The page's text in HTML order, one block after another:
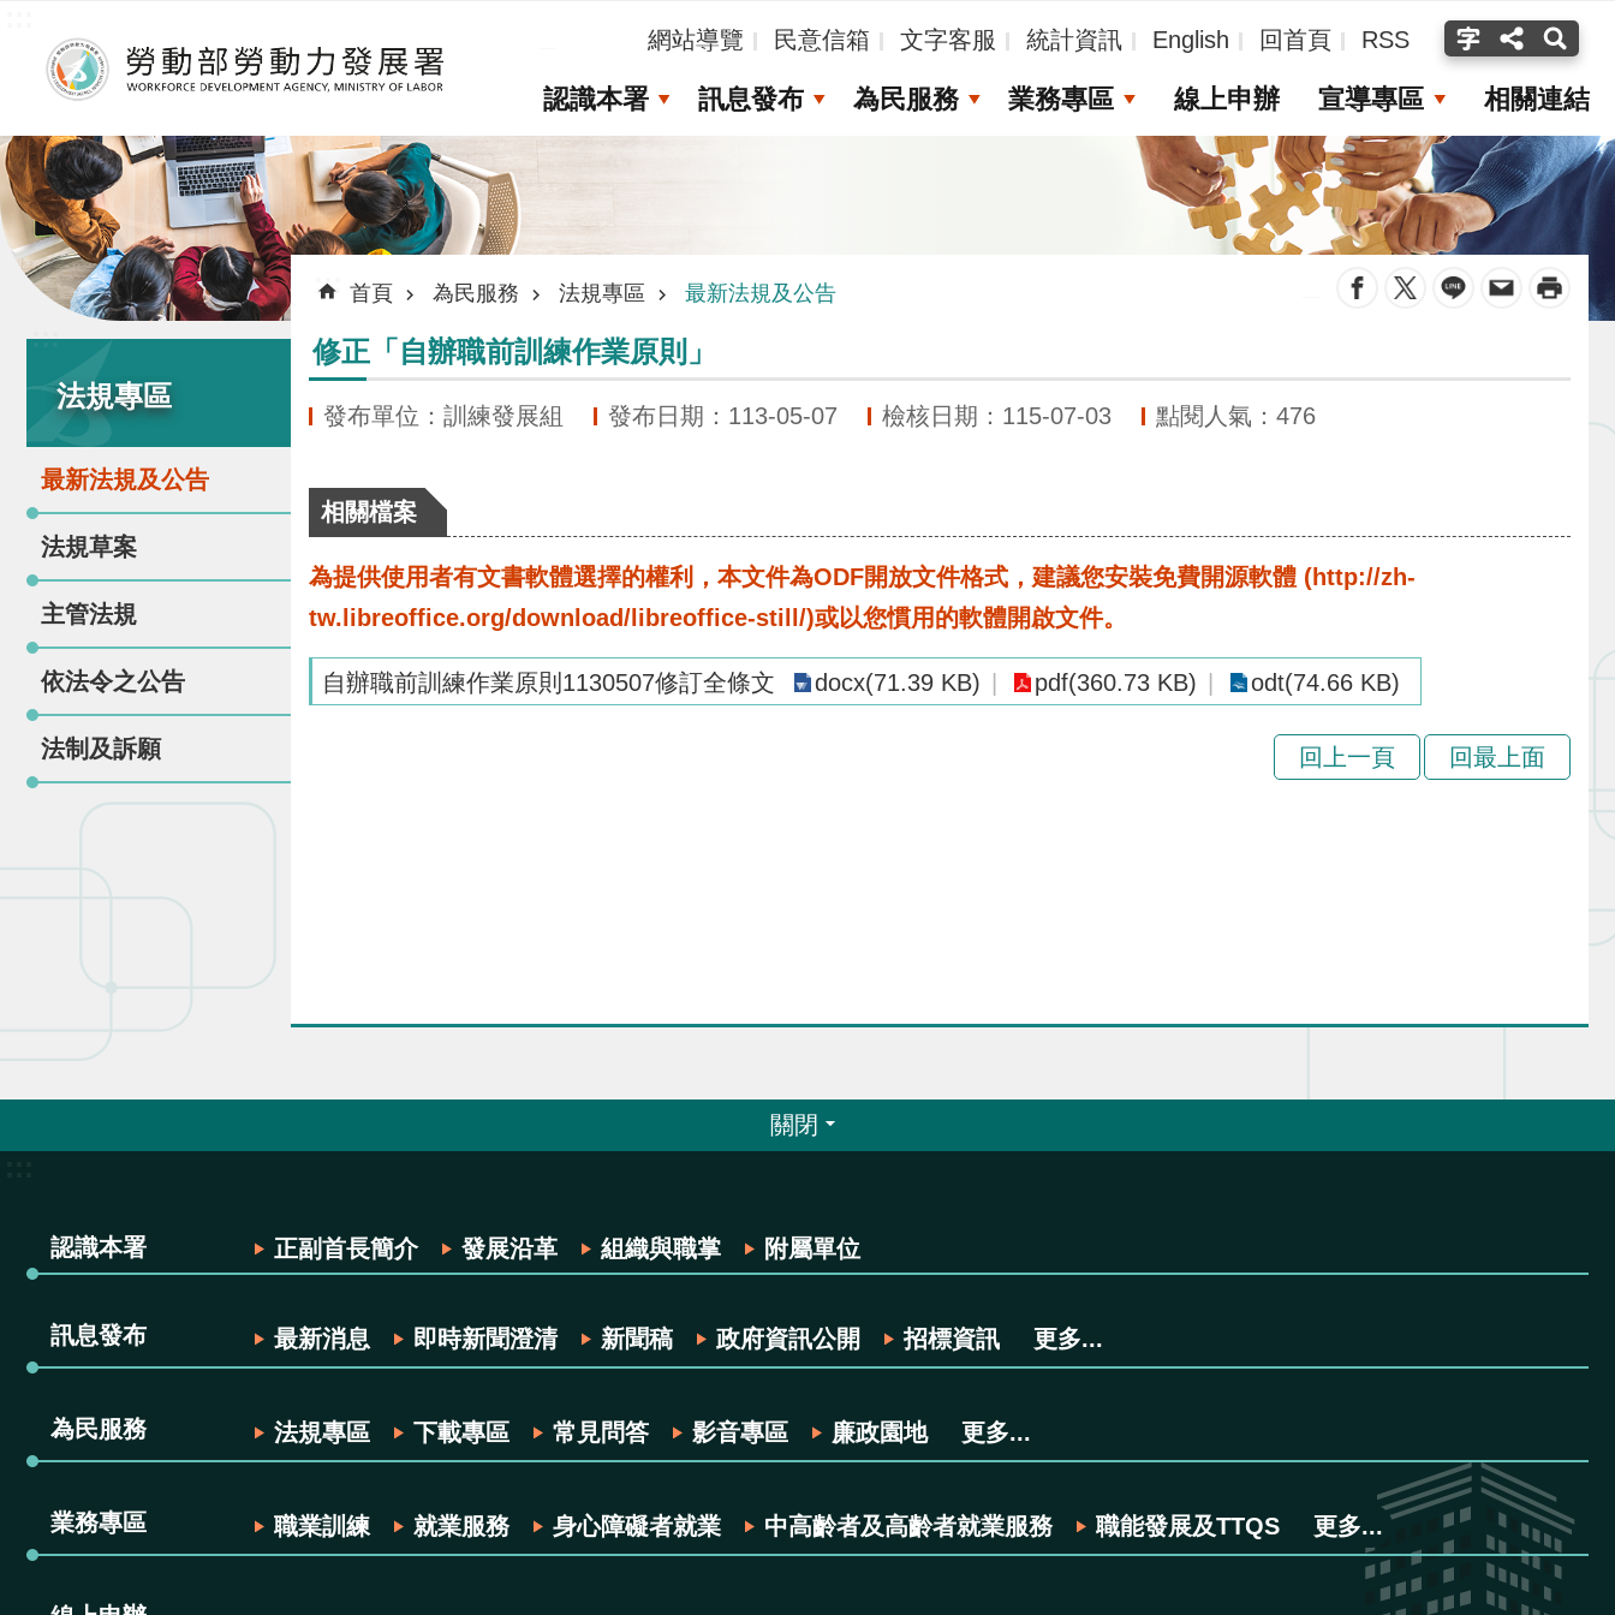
網站導覽 民意信箱 文字客服 統計資訊 English 回首頁 RSS
認識本署 訊息發布 為民服務 業務專區 線上申辦 宣導專區 相關連結
:::
法規專區
最新法規及公告
法規草案
主管法規
依法令之公告
法制及訴願
::: 首頁 為民服務 法規專區 最新法規及公告
修正「自辦職前訓練作業原則」
發布單位：訓練發展組 發布日期：113-05-07 檢核日期：115-07-03 點閱人氣：476
相關檔案
為提供使用者有文書軟體選擇的權利，本文件為ODF開放文件格式，建議您安裝免費開源軟體 (http://zh-
tw.libreoffice.org/download/libreoffice-still/)或以您慣用的軟體開啟文件。
自辦職前訓練作業原則1130507修訂全條文 docx(71.39 KB) pdf(360.73 KB) odt(74.66 KB)
回上一頁 回最上面
關閉
認識本署 正副首長簡介 發展沿革 組織與職掌 附屬單位
訊息發布 最新消息 即時新聞澄清 新聞稿 政府資訊公開 招標資訊 更多...
為民服務 法規專區 下載專區 常見問答 影音專區 廉政園地 更多...
業務專區 職業訓練 就業服務 身心障礙者就業 中高齡者及高齡者就業服務 職能發展及TTQS 更多...